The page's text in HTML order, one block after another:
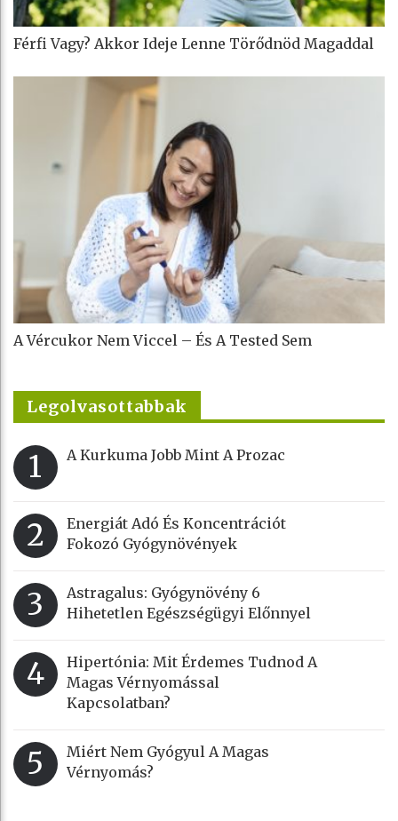
Férfi Vagy? Akkor Ideje Lenne Törődnöd Magaddal
A Vércukor Nem Viccel – És A Tested Sem
Legolvasottabbak
1 A Kurkuma Jobb Mint A Prozac
2
Energiát Adó És Koncentrációt
Fokozó Gyógynövények
3
Astragalus: Gyógynövény 6
Hihetetlen Egészségügyi Előnnyel
4
Hipertónia: Mit Érdemes Tudnod A
Magas Vérnyomással
Kapcsolatban?
5
Miért Nem Gyógyul A Magas
Vérnyomás?